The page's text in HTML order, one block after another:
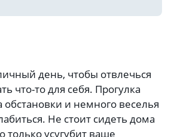
день, чтобы отвлечься
что-то для себя. Прогулка
обстановки и немного веселья
Не стоит сидеть дома
только усугубит ваше